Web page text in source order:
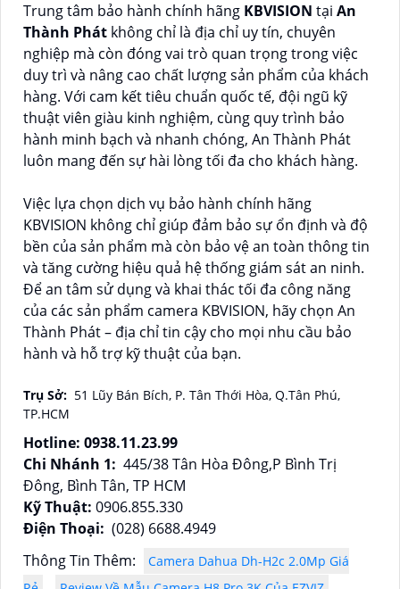
Trung tâm bảo hành chính hãng KBVISION tại An
Thành Phát không chỉ là địa chỉ uy tín, chuyên
nghiệp mà còn đóng vai trò quan trọng trong việc
duy trì và nâng cao chất lượng sản phẩm của khách
hàng. Với cam kết tiêu chuẩn quốc tế, đội ngũ kỹ
thuật viên giàu kinh nghiệm, cùng quy trình bảo
hành minh bạch và nhanh chóng, An Thành Phát
luôn mang đến sự hài lòng tối đa cho khách hàng.
Việc lựa chọn dịch vụ bảo hành chính hãng
KBVISION không chỉ giúp đảm bảo sự ổn định và độ
bền của sản phẩm mà còn bảo vệ an toàn thông tin
và tăng cường hiệu quả hệ thống giám sát an ninh.
Để an tâm sử dụng và khai thác tối đa công năng
của các sản phẩm camera KBVISION, hãy chọn An
Thành Phát – địa chỉ tin cậy cho mọi nhu cầu bảo
hành và hỗ trợ kỹ thuật của bạn.
Trụ Sở: 51 Lũy Bán Bích, P. Tân Thới Hòa, Q.Tân Phú,
TP.HCM
Hotline: 0938.11.23.99
Chi Nhánh 1: 445/38 Tân Hòa Đông,P Bình Trị
Đông, Bình Tân, TP HCM
Kỹ Thuật: 0906.855.330
Điện Thoại: (028) 6688.4949
Thông Tin Thêm:
Camera Dahua Dh-H2c 2.0Mp Giá